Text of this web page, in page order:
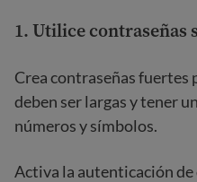
1. Utilice contraseñas
Crea contraseñas fuertes
deben ser largas y tener
números y símbolos.
Activa la autenticación